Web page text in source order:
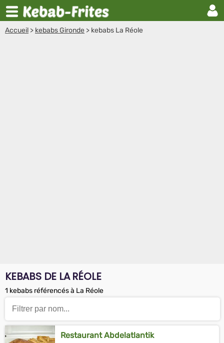
Accueil > kebabs Gironde > kebabs La Réole
KEBABS DE LA RÉOLE
1 kebabs référencés à La Réole
Restaurant Abdelatlantik